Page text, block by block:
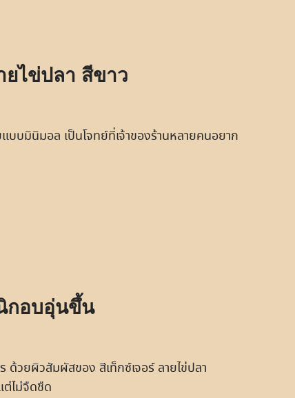
ยไข่ปลา สีขาว
บมินิมอล เป็นโจทย์ที่เจ้าของร้านหลายคนอยาก
กอบอุ่นขึ้น
ด้วยผิวสัมผัสของ สีเท็กซ์เจอร์ ลายไข่ปลา
ต่ไม่จืดชืด